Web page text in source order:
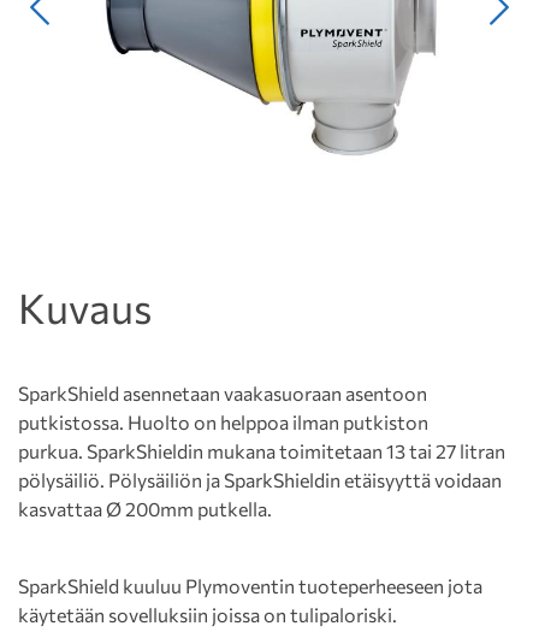
Edellinen
Kuvaus
SparkShield asennetaan vaakasuoraan asentoon
putkistossa. Huolto on helppoa ilman putkiston
purkua. SparkShieldin mukana toimitetaan 13 tai 27 litran
pölysäiliö. Pölysäiliön ja SparkShieldin etäisyyttä voidaan
kasvattaa Ø 200mm putkella.
SparkShield kuuluu Plymoventin tuoteperheeseen jota
käytetään sovelluksiin joissa on tulipaloriski.